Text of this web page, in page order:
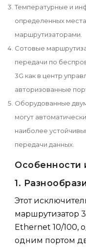
Температурные и
определенных
маршрутизаторами.
Сотовые
передачи по
3G как в центр
авторизованные
Оборудованные
могут
наиболее
передачи данных.
Особенности
1.
Этот
маршрутизатор
Ethernet 10/100,
одним портом